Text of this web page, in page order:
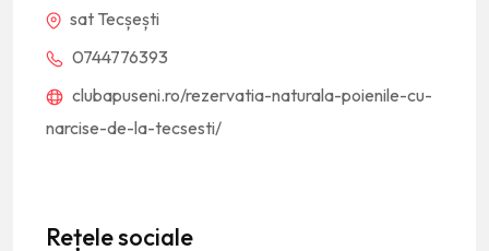
sat Tecșești
0744776393
clubapuseni.ro/rezervatia-naturala-poienile-cu-
narcise-de-la-tecsesti/
Rețele sociale